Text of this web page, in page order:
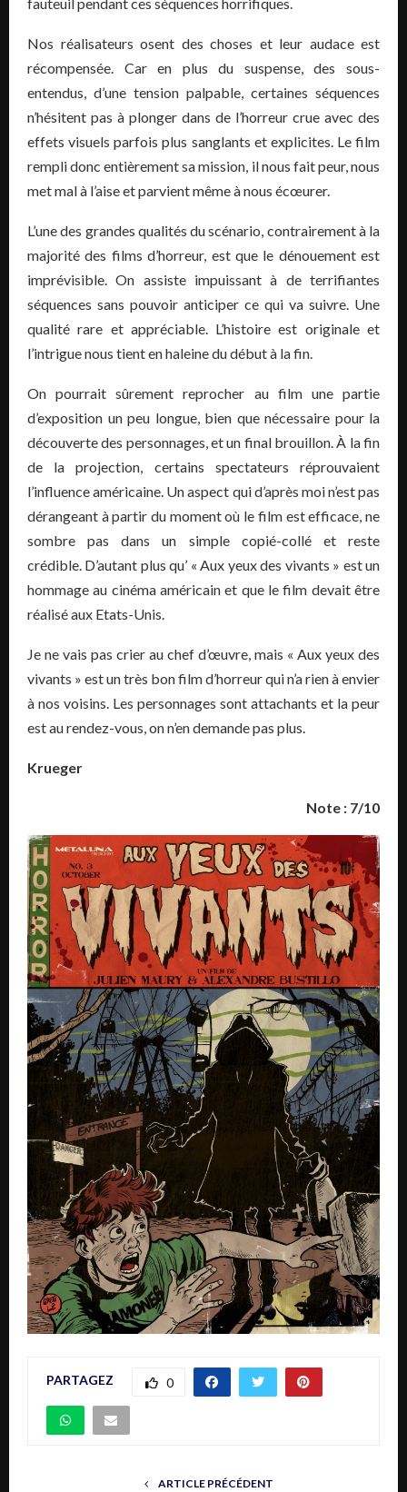
Nos réalisateurs osent des choses et leur audace est
récompensée. Car en plus du suspense, des sous-
entendus, d’une tension palpable, certaines séquences
n’hésitent pas à plonger dans de l’horreur crue avec des
effets visuels parfois plus sanglants et explicites. Le film
rempli donc entièrement sa mission, il nous fait peur, nous
met mal à l’aise et parvient même à nous écœurer.
L’une des grandes qualités du scénario, contrairement à la
majorité des films d’horreur, est que le dénouement est
imprévisible. On assiste impuissant à de terrifiantes
séquences sans pouvoir anticiper ce qui va suivre. Une
qualité rare et appréciable. L’histoire est originale et
l’intrigue nous tient en haleine du début à la fin.
On pourrait sûrement reprocher au film une partie
d’exposition un peu longue, bien que nécessaire pour la
découverte des personnages, et un final brouillon. À la fin
de la projection, certains spectateurs réprouvaient
l’influence américaine. Un aspect qui d’après moi n’est pas
dérangeant à partir du moment où le film est efficace, ne
sombre pas dans un simple copié-collé et reste
crédible. D’autant plus qu’ « Aux yeux des vivants » est un
hommage au cinéma américain et que le film devait être
réalisé aux Etats-Unis.
Je ne vais pas crier au chef d’œuvre, mais « Aux yeux des
vivants » est un très bon film d’horreur qui n’a rien à envier
à nos voisins. Les personnages sont attachants et la peur
est au rendez-vous, on n’en demande pas plus.
Krueger
Note : 7/10
PARTAGEZ 0
ARTICLE PRÉCÉDENT